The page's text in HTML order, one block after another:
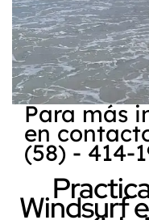
Para más
en
(58) - 414-
Windsurf